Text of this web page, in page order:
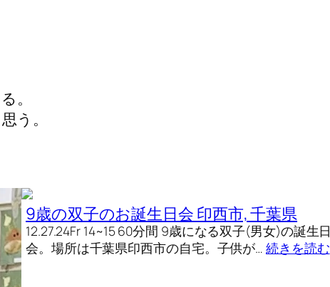
。
う。
9歳の双子のお誕生日会 印西市, 千葉県
12.27.24Fr 14~15 60分間 9歳になる双子(男女)の誕生日
会。場所は千葉県印西市の自宅。子供が…続きを読む